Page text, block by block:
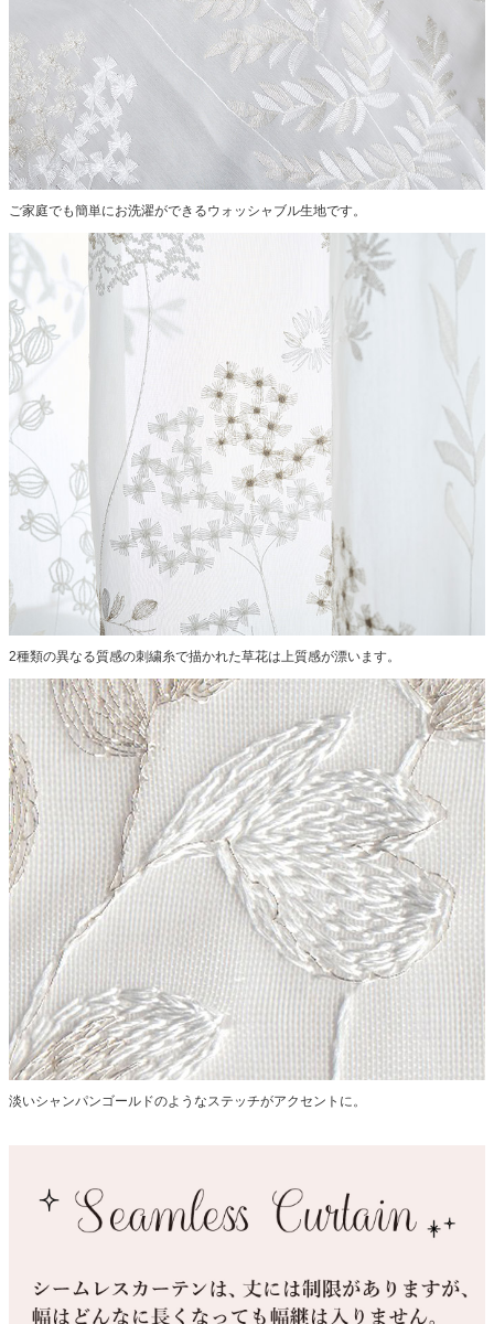
ご家庭でも簡単にお洗濯ができるウォッシャブル生地です。
2種類の異なる質感の刺繍糸で描かれた草花は上質感が漂います。
淡いシャンパンゴールドのようなステッチがアクセントに。